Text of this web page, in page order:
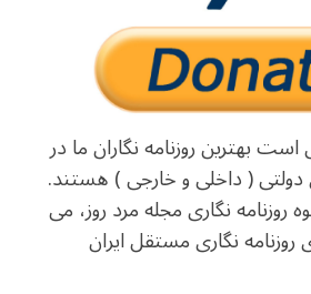
بهترین روزنامه نگاران ما در
( داخلی و خارجی ) هستند.
نگاری مجله مرد روز، می
روزنامه نگاری مستقل ایران